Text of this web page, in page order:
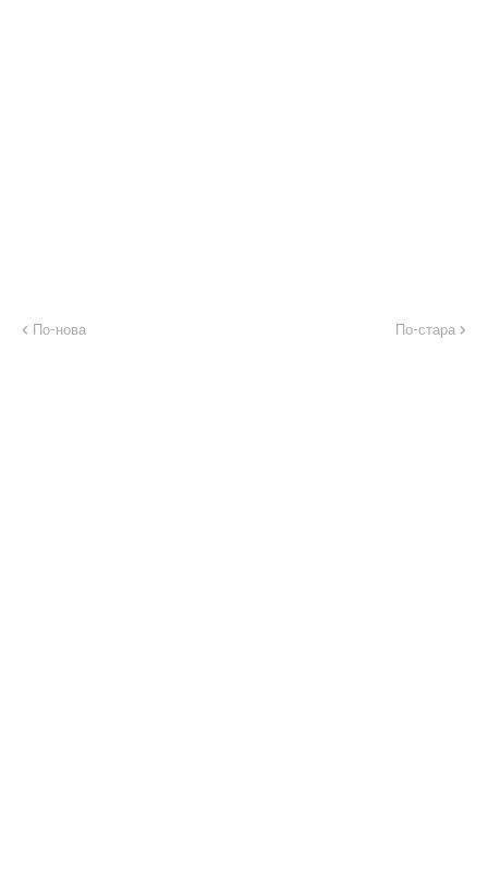
По-нова По-стара